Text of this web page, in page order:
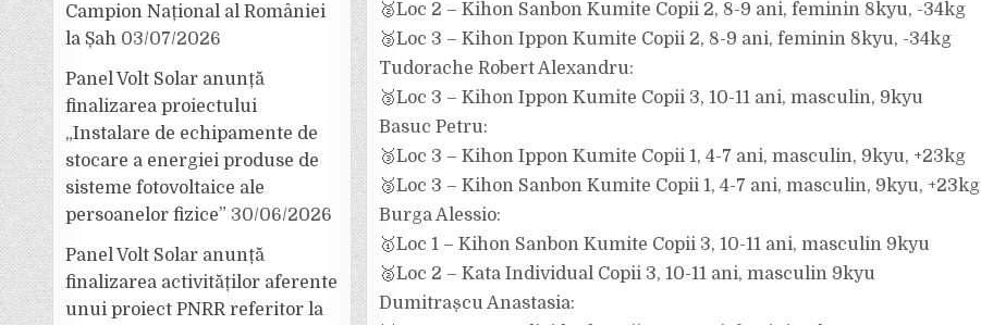
🥈Loc 2 – Kihon Sanbon Kumite Copii 2, 8-9 ani, feminin 8kyu, -34kg
🥉Loc 3 – Kihon Ippon Kumite Copii 2, 8-9 ani, feminin 8kyu, -34kg
Tudorache Robert Alexandru:
🥉Loc 3 – Kihon Ippon Kumite Copii 3, 10-11 ani, masculin, 9kyu
Basuc Petru:
🥉Loc 3 – Kihon Ippon Kumite Copii 1, 4-7 ani, masculin, 9kyu, +23kg
🥉Loc 3 – Kihon Sanbon Kumite Copii 1, 4-7 ani, masculin, 9kyu, +23kg
Burga Alessio:
🥇Loc 1 – Kihon Sanbon Kumite Copii 3, 10-11 ani, masculin 9kyu
🥈Loc 2 – Kata Individual Copii 3, 10-11 ani, masculin 9kyu
Dumitrașcu Anastasia:
Campion Național al României
la Șah 03/07/2026
Panel Volt Solar anunță
finalizarea proiectului
„Instalare de echipamente de
stocare a energiei produse de
sisteme fotovoltaice ale
persoanelor fizice” 30/06/2026
Panel Volt Solar anunță
finalizarea activităților aferente
unui proiect PNRR referitor la